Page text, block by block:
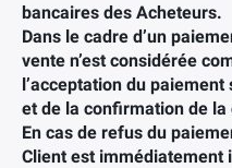
bancaires des Acheteurs.
Dans le cadre d’un
vente n’est considérée
l’acceptation du
et de la confirmation de
En cas de refus du
Client est immédiatement